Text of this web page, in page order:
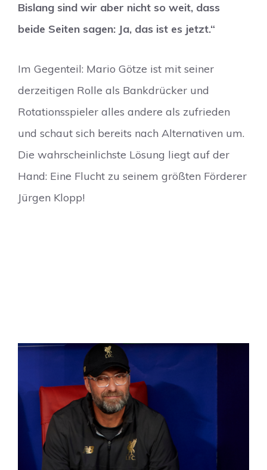
Bislang sind wir aber nicht so weit, dass
beide Seiten sagen: Ja, das ist es jetzt.“
Im Gegenteil: Mario Götze ist mit seiner
derzeitigen Rolle als Bankdrücker und
Rotationsspieler alles andere als zufrieden
und schaut sich bereits nach Alternativen um.
Die wahrscheinlichste Lösung liegt auf der
Hand: Eine Flucht zu seinem größten Förderer
Jürgen Klopp!